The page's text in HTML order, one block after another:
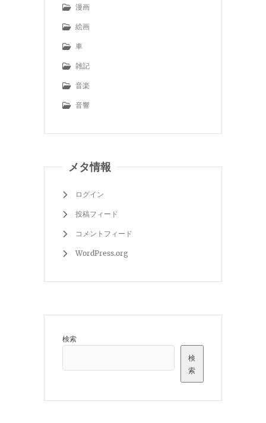
漫画
絵画
車
雑記
音楽
音響
メタ情報
ログイン
投稿フィード
コメントフィード
WordPress.org
検索
検
索